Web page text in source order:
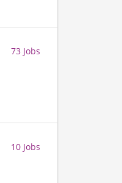
73 Jobs
10 Jobs